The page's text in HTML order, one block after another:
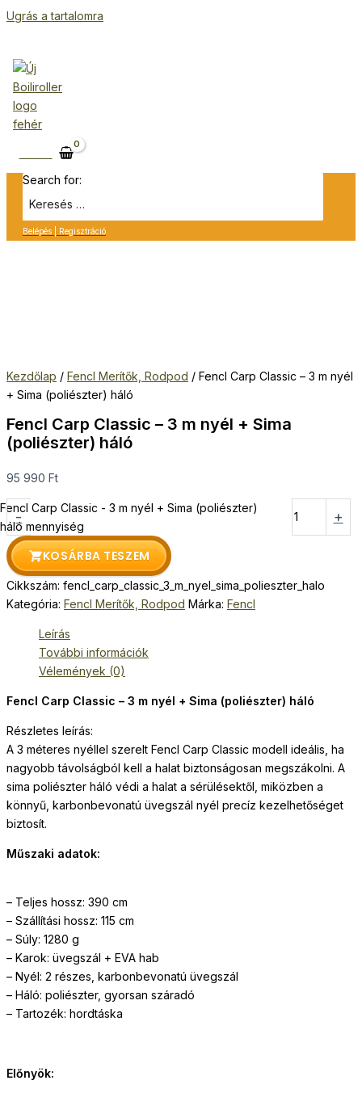
Ugrás a tartalomra
Search for:
Belépés | Regisztráció
Kezdőlap / Fencl Merítők, Rodpod / Fencl Carp Classic – 3 m nyél
+ Sima (poliészter) háló
Fencl Carp Classic – 3 m nyél + Sima
(poliészter) háló
95 990 Ft
-
Fencl Carp Classic - 3 m nyél + Sima (poliészter)
háló mennyiség
+
KOSÁRBA TESZEM
Cikkszám: fencl_carp_classic_3_m_nyel_sima_polieszter_halo
Kategória: Fencl Merítők, Rodpod Márka: Fencl
Leírás
További információk
Vélemények (0)
Fencl Carp Classic – 3 m nyél + Sima (poliészter) háló
Részletes leírás:
A 3 méteres nyéllel szerelt Fencl Carp Classic modell ideális, ha
nagyobb távolságból kell a halat biztonságosan megszákolni. A
sima poliészter háló védi a halat a sérülésektől, miközben a
könnyű, karbonbevonatú üvegszál nyél precíz kezelhetőséget
biztosít.
Műszaki adatok:
– Teljes hossz: 390 cm
– Szállítási hossz: 115 cm
– Súly: 1280 g
– Karok: üvegszál + EVA hab
– Nyél: 2 részes, karbonbevonatú üvegszál
– Háló: poliészter, gyorsan száradó
– Tartozék: hordtáska
Előnyök: